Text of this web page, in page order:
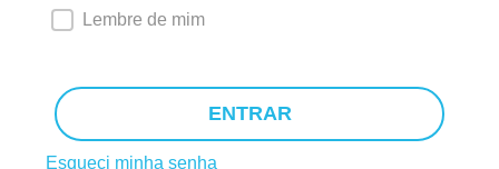
Lembre de mim
ENTRAR
Esqueci minha senha